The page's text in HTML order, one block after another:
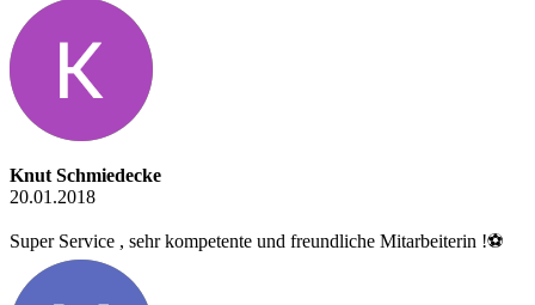
Knut Schmiedecke
20.01.2018
Super Service , sehr kompetente und freundliche Mitarbeiterin !⚽️